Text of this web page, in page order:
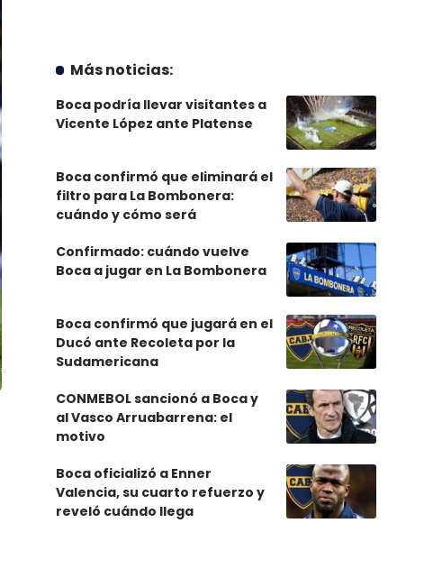
Más noticias:
Boca podría llevar visitantes a
Vicente López ante Platense
Boca confirmó que eliminará el
filtro para La Bombonera:
cuándo y cómo será
Confirmado: cuándo vuelve
Boca a jugar en La Bombonera
Boca confirmó que jugará en el
Ducó ante Recoleta por la
Sudamericana
CONMEBOL sancionó a Boca y
al Vasco Arruabarrena: el
motivo
Boca oficializó a Enner
Valencia, su cuarto refuerzo y
reveló cuándo llega